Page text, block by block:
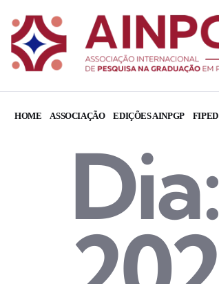
HOME ASSOCIAÇÃO EDIÇÕES AINPGP FIPED
Dia: